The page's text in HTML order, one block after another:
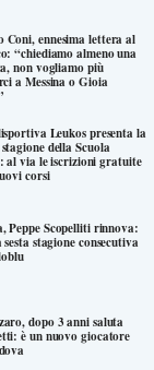
Coni, ennesima lettera al
“chiediamo almeno una
non vogliamo più
a Messina o Gioia
Leukos presenta la
della Scuola
al via le iscrizioni gratuite
corsi
Peppe Scopelliti rinnova:
stagione consecutiva
dopo 3 anni saluta
è un nuovo giocatore